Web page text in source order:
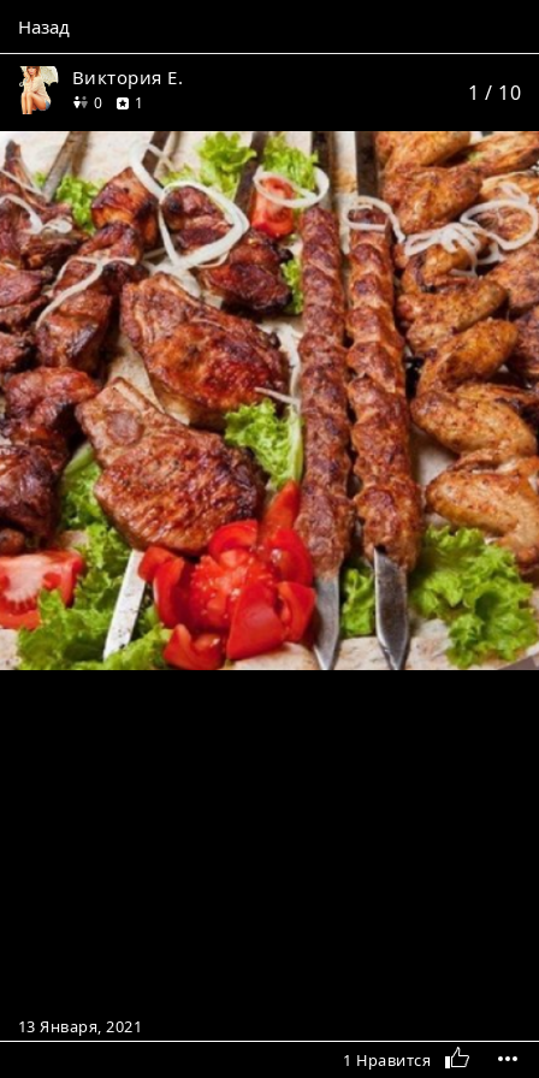
Назад
Виктория Е.
0друзей
1 1 / 10
13 Января, 2021
1 Нравится